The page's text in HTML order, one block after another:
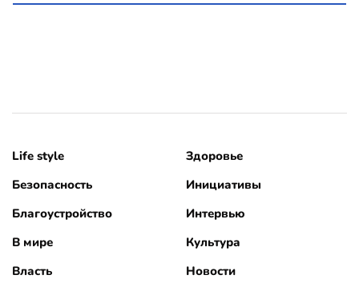
Life style
Безопасность
Благоустройство
В мире
Власть
Здоровье
Инициативы
Интервью
Культура
Новости